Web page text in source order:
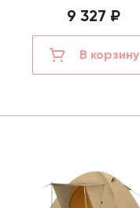
9 327 ₽
В корзину